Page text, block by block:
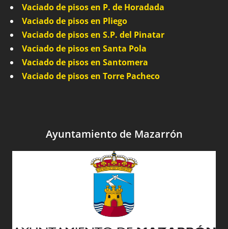
Vaciado de pisos en P. de Horadada
Vaciado de pisos en Pliego
Vaciado de pisos en S.P. del Pinatar
Vaciado de pisos en Santa Pola
Vaciado de pisos en Santomera
Vaciado de pisos en Torre Pacheco
Ayuntamiento de Mazarrón